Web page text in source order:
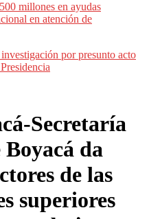
millones en ayudas
en atención de
por presunto acto
Secretaría
da
de las
superiores